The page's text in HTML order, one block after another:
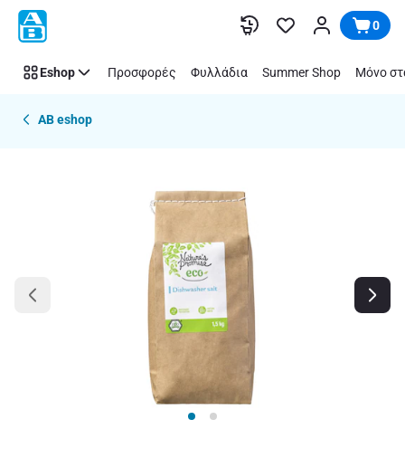
Παράλειψη 0
Eshop Προσφορές Φυλλάδια Summer Shop Μόνο
AB eshop